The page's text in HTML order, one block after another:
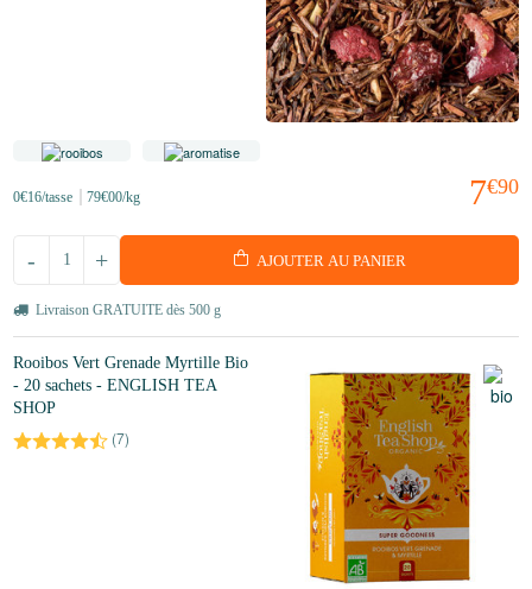
7€90
0€16/tasse 79€00/kg
+
- AJOUTER AU PANIER
Livraison GRATUITE dès 500 g
Rooibos Vert Grenade Myrtille Bio
- 20 sachets - ENGLISH TEA
SHOP
(7)